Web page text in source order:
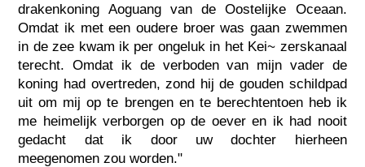
drakenkoning Aoguang van de Oostelijke Oceaan.
Omdat ik met een oudere broer was gaan zwemmen
in de zee kwam ik per ongeluk in het Kei~ zerskanaal
terecht. Omdat ik de verboden van mijn vader de
koning had overtreden, zond hij de gouden schildpad
uit om mij op te brengen en te berechtentoen heb ik
me heimelijk verborgen op de oever en ik had nooit
gedacht dat ik door uw dochter hierheen
meegenomen zou worden."